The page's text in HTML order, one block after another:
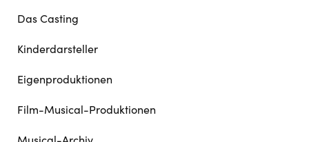
Das Casting
Kinderdarsteller
Eigenproduktionen
Film-Musical-Produktionen